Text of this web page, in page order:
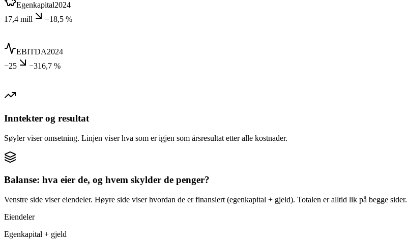
Egenkapital2024
17,4 mill
−18,5 %
EBITDA2024
−25
−316,7 %
Inntekter og resultat
Søyler viser omsetning. Linjen viser hva som er igjen som årsresultat etter alle kostnader.
Balanse: hva eier de, og hvem skylder de penger?
Venstre side viser eiendeler. Høyre side viser hvordan de er finansiert (egenkapital + gjeld). Totalen er alltid lik på begge sider.
Eiendeler
Egenkapital + gjeld